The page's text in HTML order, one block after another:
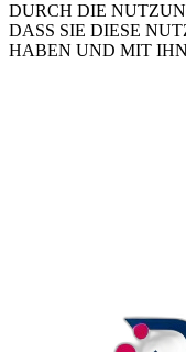
DURCH DIE
DASS SIE DIESE
HABEN UND MIT